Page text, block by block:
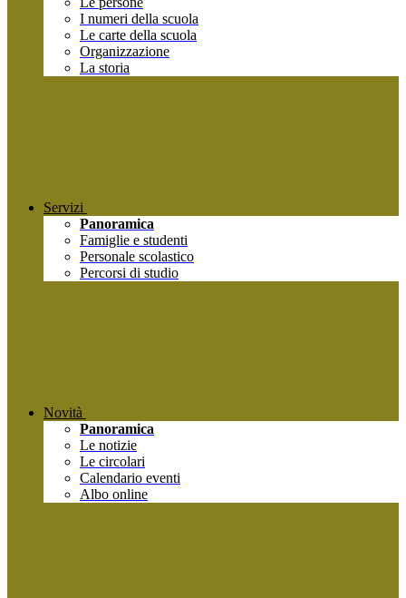
I numeri della scuola
Le carte della scuola
Organizzazione
La storia
Servizi
Panoramica
Famiglie e studenti
Personale scolastico
Percorsi di studio
Novità
Panoramica
Le notizie
Le circolari
Calendario eventi
Albo online